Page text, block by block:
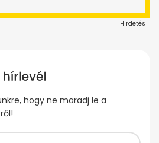
Hirdetés
hogy ne maradj le a